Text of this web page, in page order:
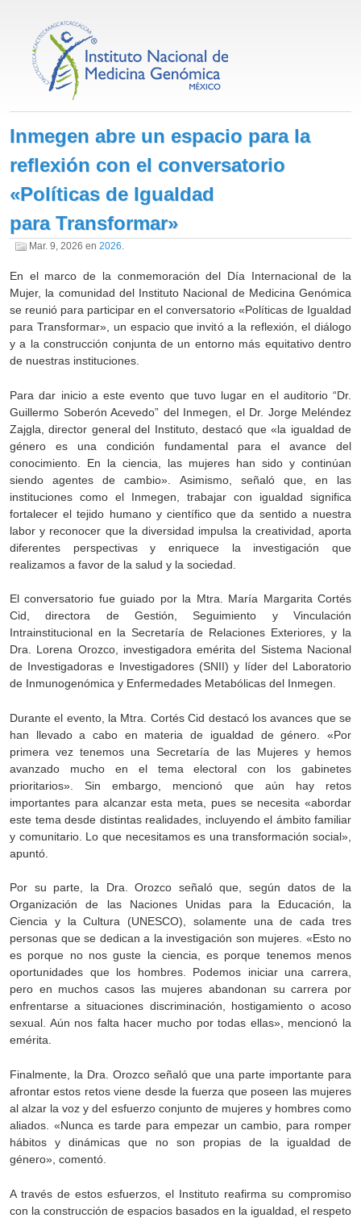
Inmegen abre un espacio para la
reflexión con el conversatorio
«Políticas de Igualdad
para Transformar»
Mar. 9, 2026 en 2026.
En el marco de la conmemoración del Día Internacional de la
Mujer, la comunidad del Instituto Nacional de Medicina Genómica
se reunió para participar en el conversatorio «Políticas de Igualdad
para Transformar», un espacio que invitó a la reflexión, el diálogo
y a la construcción conjunta de un entorno más equitativo dentro
de nuestras instituciones.
Para dar inicio a este evento que tuvo lugar en el auditorio “Dr.
Guillermo Soberón Acevedo” del Inmegen, el Dr. Jorge Meléndez
Zajgla, director general del Instituto, destacó que «la igualdad de
género es una condición fundamental para el avance del
conocimiento. En la ciencia, las mujeres han sido y continúan
siendo agentes de cambio». Asimismo, señaló que, en las
instituciones como el Inmegen, trabajar con igualdad significa
fortalecer el tejido humano y científico que da sentido a nuestra
labor y reconocer que la diversidad impulsa la creatividad, aporta
diferentes perspectivas y enriquece la investigación que
realizamos a favor de la salud y la sociedad.
El conversatorio fue guiado por la Mtra. María Margarita Cortés
Cid, directora de Gestión, Seguimiento y Vinculación
Intrainstitucional en la Secretaría de Relaciones Exteriores, y la
Dra. Lorena Orozco, investigadora emérita del Sistema Nacional
de Investigadoras e Investigadores (SNII) y líder del Laboratorio
de Inmunogenómica y Enfermedades Metabólicas del Inmegen.
Durante el evento, la Mtra. Cortés Cid destacó los avances que se
han llevado a cabo en materia de igualdad de género. «Por
primera vez tenemos una Secretaría de las Mujeres y hemos
avanzado mucho en el tema electoral con los gabinetes
prioritarios». Sin embargo, mencionó que aún hay retos
importantes para alcanzar esta meta, pues se necesita «abordar
este tema desde distintas realidades, incluyendo el ámbito familiar
y comunitario. Lo que necesitamos es una transformación social»,
apuntó.
Por su parte, la Dra. Orozco señaló que, según datos de la
Organización de las Naciones Unidas para la Educación, la
Ciencia y la Cultura (UNESCO), solamente una de cada tres
personas que se dedican a la investigación son mujeres. «Esto no
es porque no nos guste la ciencia, es porque tenemos menos
oportunidades que los hombres. Podemos iniciar una carrera,
pero en muchos casos las mujeres abandonan su carrera por
enfrentarse a situaciones discriminación, hostigamiento o acoso
sexual. Aún nos falta hacer mucho por todas ellas», mencionó la
emérita.
Finalmente, la Dra. Orozco señaló que una parte importante para
afrontar estos retos viene desde la fuerza que poseen las mujeres
al alzar la voz y del esfuerzo conjunto de mujeres y hombres como
aliados. «Nunca es tarde para empezar un cambio, para romper
hábitos y dinámicas que no son propias de la igualdad de
género», comentó.
A través de estos esfuerzos, el Instituto reafirma su compromiso
con la construcción de espacios basados en la igualdad, el respeto